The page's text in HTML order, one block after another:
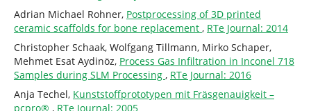
Adrian Michael Rohner, Postprocessing of 3D printed
ceramic scaffolds for bone replacement , RTe Journal: 2014
Christopher Schaak, Wolfgang Tillmann, Mirko Schaper,
Mehmet Esat Aydinöz, Process Gas Infiltration in Inconel 718
Samples during SLM Processing , RTe Journal: 2016
Anja Techel, Kunststoffprototypen mit Fräsgenauigkeit –
pcpro® , RTe Journal: 2005